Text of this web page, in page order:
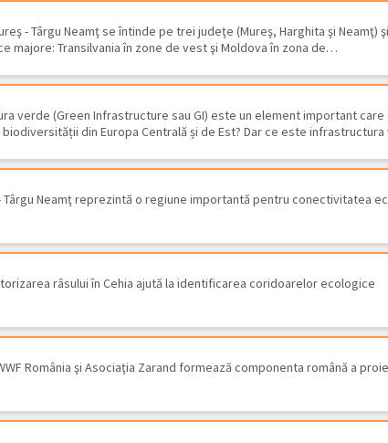
- Târgu Neamţ se întinde pe trei judeţe (Mureş, Harghita şi Neamţ)
majore: Transilvania în zone de vest şi Moldova în zona de…
verde (Green Infrastructure sau GI) este un element important care
din Europa Centrală și de Est? Dar ce este
Târgu Neamţ reprezintă o regiune importantă pentru conectivitatea
râsului în Cehia ajută la identificarea coridoarelor ecologice​
România şi Asociaţia Zarand formează componenta română a